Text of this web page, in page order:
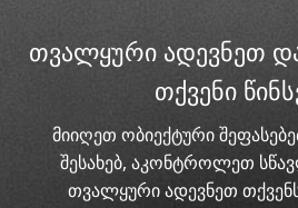
თვალყური ადევნეთ
თქვენი
მიიღეთ ობიექტური
შესახებ, აკონტროლეთ
თვალყური ადევნეთ თქვენს